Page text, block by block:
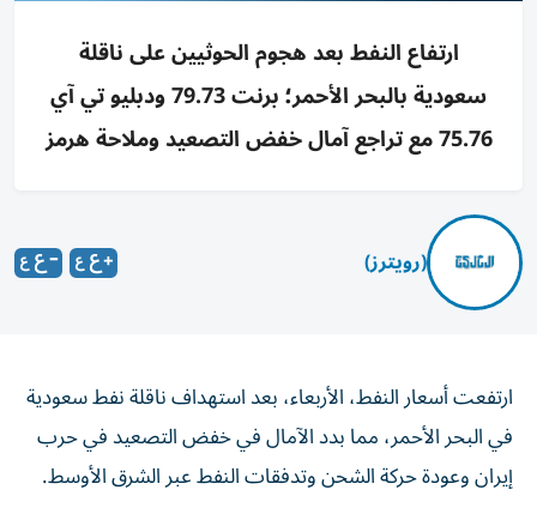
ارتفاع النفط بعد هجوم الحوثيين على ناقلة
سعودية بالبحر الأحمر؛ برنت 79.73 ودبليو تي آي
75.76 مع تراجع آمال خفض التصعيد وملاحة هرمز
(رويترز)
ارتفعت أسعار النفط، الأربعاء، بعد استهداف ناقلة نفط سعودية
‌في البحر الأحمر، مما بدد الآمال في خفض التصعيد في حرب ​
إيران وعودة حركة الشحن وتدفقات النفط عبر الشرق الأوسط.